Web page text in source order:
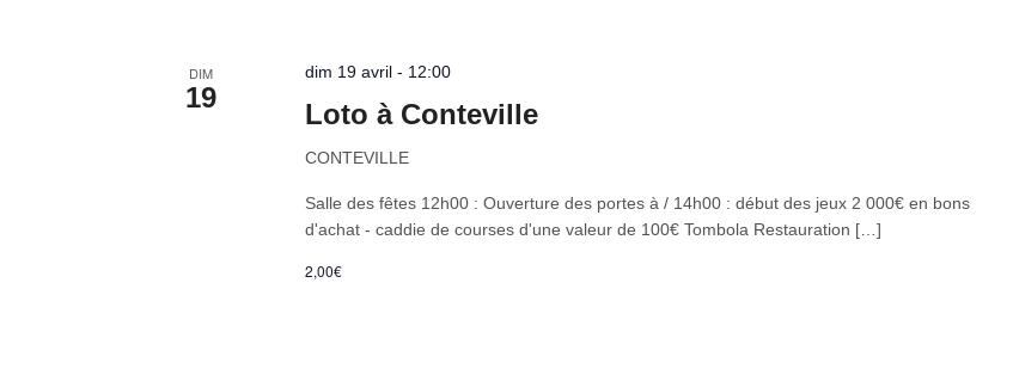
DIM
19
dim 19 avril - 12:00
Loto à Conteville
CONTEVILLE
Salle des fêtes 12h00 : Ouverture des portes à / 14h00 : début des jeux 2 000€ en bons
d'achat - caddie de courses d'une valeur de 100€ Tombola Restauration […]
2,00€